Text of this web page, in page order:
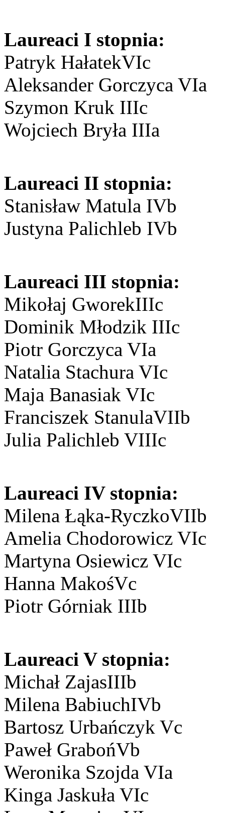
Laureaci I stopnia:
Patryk HałatekVIc
Aleksander Gorczyca VIa
Szymon Kruk IIIc
Wojciech Bryła IIIa
Laureaci II stopnia:
Stanisław Matula IVb
Justyna Palichleb IVb
Laureaci III stopnia:
Mikołaj GworekIIIc
Dominik Młodzik IIIc
Piotr Gorczyca VIa
Natalia Stachura VIc
Maja Banasiak VIc
Franciszek StanulaVIIb
Julia Palichleb VIIIc
Laureaci IV stopnia:
Milena Łąka-RyczkoVIIb
Amelia Chodorowicz VIc
Martyna Osiewicz VIc
Hanna MakośVc
Piotr Górniak IIIb
Laureaci V stopnia:
Michał ZajasIIIb
Milena BabiuchIVb
Bartosz Urbańczyk Vc
Paweł GrabońVb
Weronika Szojda VIa
Kinga Jaskuła VIc